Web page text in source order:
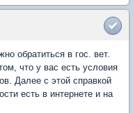
обратиться в гос. вет.
что у вас есть условия
Далее с этой справкой
есть в интернете и на